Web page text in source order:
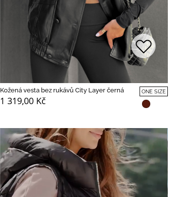
Kožená vesta bez rukávů City Layer černá
1 319,00 Kč
ONE SIZE